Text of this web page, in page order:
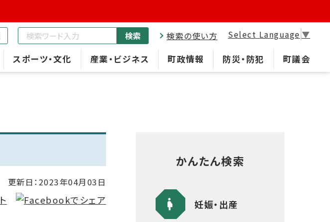
スポーツ・文化 産業・ビジネス 町政情報 防災・防犯 町議会
検索 検索の使い方 Select Language ▼
更新日： 2023年04月03日
かんたん検索
妊娠・出産